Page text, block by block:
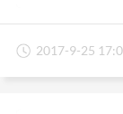
2017-9-25